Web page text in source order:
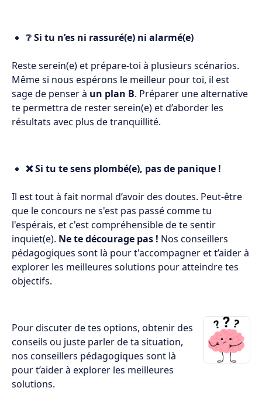
❔ Si tu n’es ni rassuré(e) ni alarmé(e)
Reste serein(e) et prépare-toi à plusieurs scénarios.
Même si nous espérons le meilleur pour toi, il est
sage de penser à un plan B. Préparer une alternative
te permettra de rester serein(e) et d’aborder les
résultats avec plus de tranquillité.
❌ Si tu te sens plombé(e), pas de panique !
Il est tout à fait normal d’avoir des doutes. Peut-être
que le concours ne s'est pas passé comme tu
l'espérais, et c'est compréhensible de te sentir
inquiet(e). Ne te décourage pas ! Nos conseillers
pédagogiques sont là pour t'accompagner et t’aider à
explorer les meilleures solutions pour atteindre tes
objectifs.
Pour discuter de tes options, obtenir des
conseils ou juste parler de ta situation,
nos conseillers pédagogiques sont là
pour t’aider à explorer les meilleures
solutions.